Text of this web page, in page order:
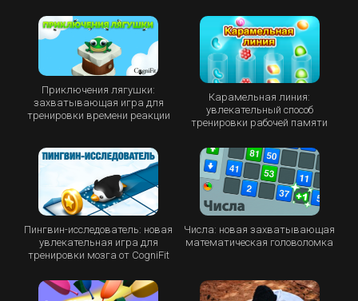
Приключения лягушки:
захватывающая игра для
тренировки времени реакции
Карамельная линия:
увлекательный способ
тренировки рабочей памяти
Пингвин-исследователь: новая
увлекательная игра для
тренировки мозга от CogniFit
Числа: новая захватывающая
математическая головоломка